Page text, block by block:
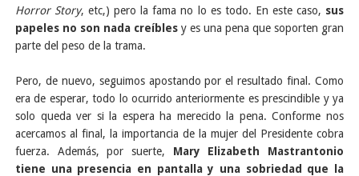
Horror Story, etc,) pero la fama no lo es todo. En este caso, sus
papeles no son nada creíbles y es una pena que soporten gran
parte del peso de la trama.
Pero, de nuevo, seguimos apostando por el resultado final. Como
era de esperar, todo lo ocurrido anteriormente es prescindible y ya
solo queda ver si la espera ha merecido la pena. Conforme nos
acercamos al final, la importancia de la mujer del Presidente cobra
fuerza. Además, por suerte, Mary Elizabeth Mastrantonio
tiene una presencia en pantalla y una sobriedad que la